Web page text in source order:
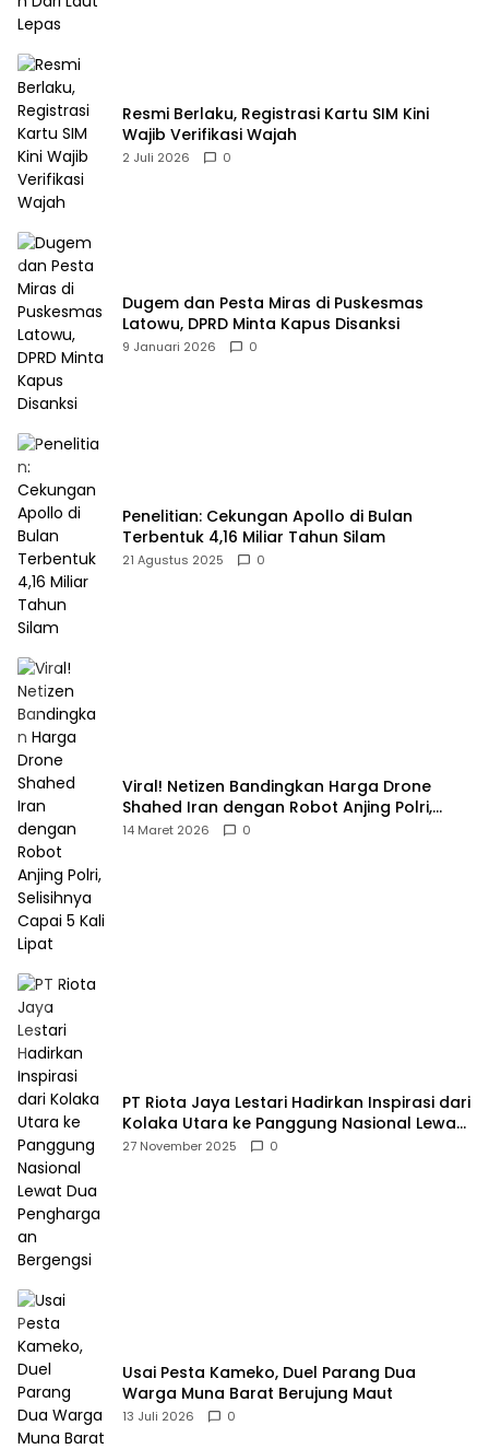
Resmi Berlaku, Registrasi Kartu SIM Kini
Wajib Verifikasi Wajah
2 Juli 2026 0
Dugem dan Pesta Miras di Puskesmas
Latowu, DPRD Minta Kapus Disanksi
9 Januari 2026 0
Penelitian: Cekungan Apollo di Bulan
Terbentuk 4,16 Miliar Tahun Silam
21 Agustus 2025 0
Viral! Netizen Bandingkan Harga Drone
Shahed Iran dengan Robot Anjing Polri,
Selisihnya Capai 5 Kali Lipat
14 Maret 2026 0
PT Riota Jaya Lestari Hadirkan Inspirasi dari
Kolaka Utara ke Panggung Nasional Lewat
Dua Penghargaan Bergengsi
27 November 2025 0
Usai Pesta Kameko, Duel Parang Dua
Warga Muna Barat Berujung Maut
13 Juli 2026 0